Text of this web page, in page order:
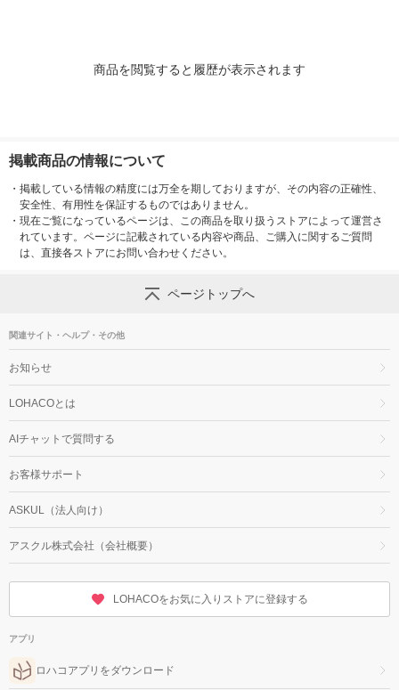
商品を閲覧すると履歴が表示されます
掲載商品の情報について
・ 掲載している情報の精度には万全を期しておりますが、その内容の正確性、
安全性、有用性を保証するものではありません。
・ 現在ご覧になっているページは、この商品を取り扱うストアによって運営さ
れています。ページに記載されている内容や商品、ご購入に関するご質問
は、直接各ストアにお問い合わせください。
ページトップへ
関連サイト・ヘルプ・その他
お知らせ
LOHACOとは
AIチャットで質問する
お客様サポート
ASKUL（法人向け）
アスクル株式会社（会社概要）
LOHACOをお気に入りストアに登録する
アプリ
ロハコアプリをダウンロード